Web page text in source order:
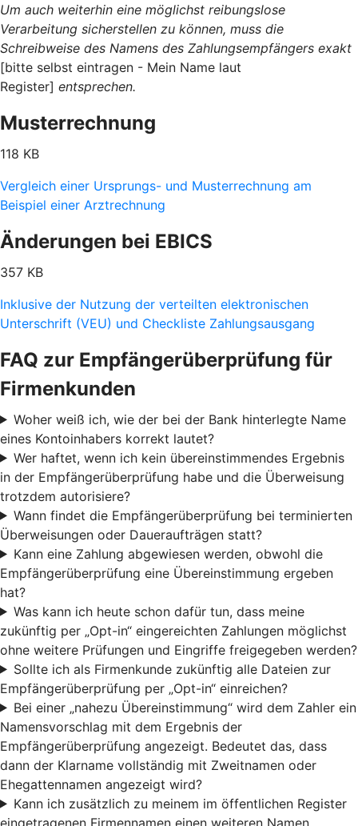
Um auch weiterhin eine möglichst reibungslose
Verarbeitung sicherstellen zu können, muss die
Schreibweise des Namens des Zahlungsempfängers exakt
[bitte selbst eintragen - Mein Name laut
Register] entsprechen.
Musterrechnung
118 KB
Vergleich einer Ursprungs- und Musterrechnung am
Beispiel einer Arztrechnung
Änderungen bei EBICS
357 KB
Inklusive der Nutzung der verteilten elektronischen
Unterschrift (VEU) und Checkliste Zahlungsausgang
FAQ zur Empfängerüberprüfung für
Firmenkunden
Woher weiß ich, wie der bei der Bank hinterlegte Name
eines Kontoinhabers korrekt lautet?
Wer haftet, wenn ich kein übereinstimmendes Ergebnis
in der Empfängerüberprüfung habe und die Überweisung
trotzdem autorisiere?
Wann findet die Empfängerüberprüfung bei terminierten
Überweisungen oder Daueraufträgen statt?
Kann eine Zahlung abgewiesen werden, obwohl die
Empfängerüberprüfung eine Übereinstimmung ergeben
hat?
Was kann ich heute schon dafür tun, dass meine
zukünftig per „Opt-in“ eingereichten Zahlungen möglichst
ohne weitere Prüfungen und Eingriffe freigegeben werden?
Sollte ich als Firmenkunde zukünftig alle Dateien zur
Empfängerüberprüfung per „Opt-in“ einreichen?
Bei einer „nahezu Übereinstimmung“ wird dem Zahler ein
Namensvorschlag mit dem Ergebnis der
Empfängerüberprüfung angezeigt. Bedeutet das, dass
dann der Klarname vollständig mit Zweitnamen oder
Ehegattennamen angezeigt wird?
Kann ich zusätzlich zu meinem im öffentlichen Register
eingetragenen Firmennamen einen weiteren Namen